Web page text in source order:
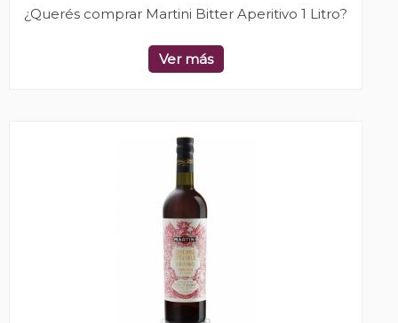
¿Querés comprar Martini Bitter Aperitivo 1 Litro?
Ver más